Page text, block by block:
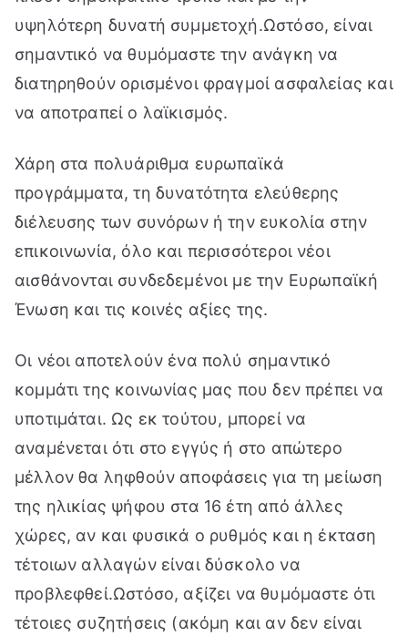
υψηλότερη δυνατή συμμετοχή.Ωστόσο, είναι
σημαντικό να θυμόμαστε την ανάγκη να
διατηρηθούν ορισμένοι φραγμοί ασφαλείας και
να αποτραπεί ο λαϊκισμός.
Χάρη στα πολυάριθμα ευρωπαϊκά
προγράμματα, τη δυνατότητα ελεύθερης
διέλευσης των συνόρων ή την ευκολία στην
επικοινωνία, όλο και περισσότεροι νέοι
αισθάνονται συνδεδεμένοι με την Ευρωπαϊκή
Ένωση και τις κοινές αξίες της.
Οι νέοι αποτελούν ένα πολύ σημαντικό
κομμάτι της κοινωνίας μας που δεν πρέπει να
υποτιμάται. Ως εκ τούτου, μπορεί να
αναμένεται ότι στο εγγύς ή στο απώτερο
μέλλον θα ληφθούν αποφάσεις για τη μείωση
της ηλικίας ψήφου στα 16 έτη από άλλες
χώρες, αν και φυσικά ο ρυθμός και η έκταση
τέτοιων αλλαγών είναι δύσκολο να
προβλεφθεί.Ωστόσο, αξίζει να θυμόμαστε ότι
τέτοιες συζητήσεις (ακόμη και αν δεν είναι